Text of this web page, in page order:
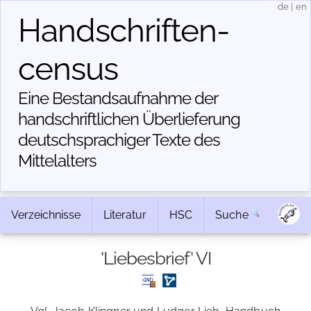
Handschriften­
census
Eine Bestandsaufnahme der
handschriftlichen Über­lieferung
deutschsprachiger Texte des
Mittelalters
de en
Verzeichnisse Literatur HSC Suche
'Liebesbrief' VI